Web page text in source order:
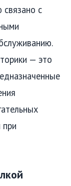
связано с
— это
при